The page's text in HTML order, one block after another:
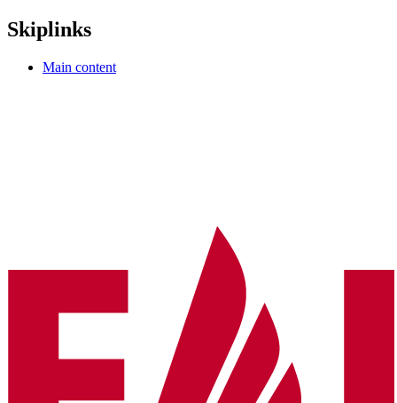
Skiplinks
Main content